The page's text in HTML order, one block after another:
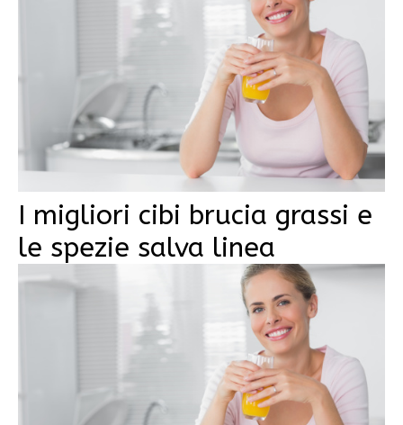
I migliori cibi brucia grassi e
le spezie salva linea